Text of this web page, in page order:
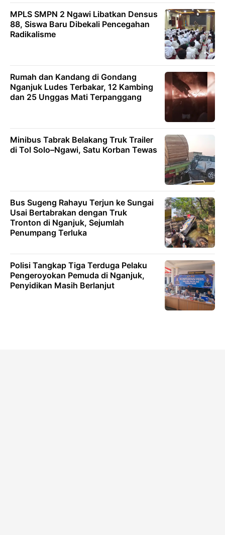
MPLS SMPN 2 Ngawi Libatkan Densus
88, Siswa Baru Dibekali Pencegahan
Radikalisme
Rumah dan Kandang di Gondang
Nganjuk Ludes Terbakar, 12 Kambing
dan 25 Unggas Mati Terpanggang
Minibus Tabrak Belakang Truk Trailer
di Tol Solo–Ngawi, Satu Korban Tewas
Bus Sugeng Rahayu Terjun ke Sungai
Usai Bertabrakan dengan Truk
Tronton di Nganjuk, Sejumlah
Penumpang Terluka
Polisi Tangkap Tiga Terduga Pelaku
Pengeroyokan Pemuda di Nganjuk,
Penyidikan Masih Berlanjut